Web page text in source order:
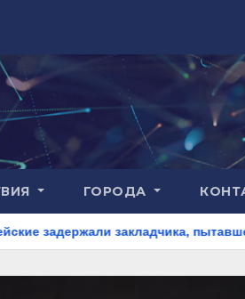
ГОРОДА
пытавшегося сбыть партию